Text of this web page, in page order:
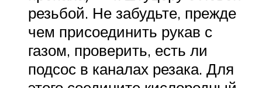
резьбой. Не забудьте, прежде
чем присоединить рукав с
газом, проверить, есть ли
подсос в каналах резака. Для